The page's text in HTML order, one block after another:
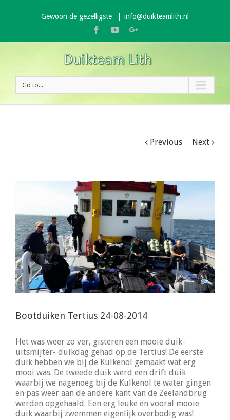
Gewoon de gezelligste
info@duikteamlith.nl
Facebook
YoutubeGoogle+
Go to...
Previous Next
Bootduiken Tertius 24-08-2014
Het was weer zo ver, gisteren een mooie duik-
uitsmijter- duikdag gehad op de Tertius! De eerste
duik hebben we bij de Kulkenol gemaakt wat erg
mooi was. De tweede duik werd een drift duik
waarbij we nagenoeg bij de Kulkenol te water gingen
en pas weer aan de andere kant van de Zeelandbrug
werden opgehaald. Een erg leuke en vooral mooie
duik waarbij zwemmen eigenlijk overbodig was!